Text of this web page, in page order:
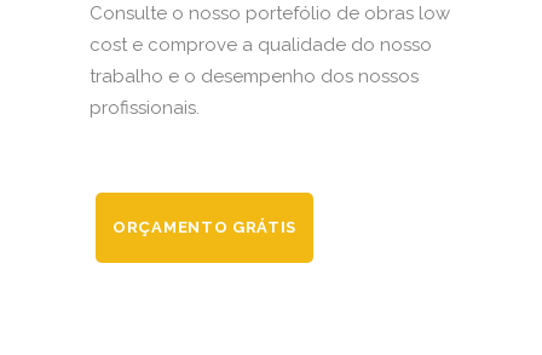
Consulte o nosso portefólio de obras low
cost e comprove a qualidade do nosso
trabalho e o desempenho dos nossos
profissionais.
ORÇAMENTO GRÁTIS